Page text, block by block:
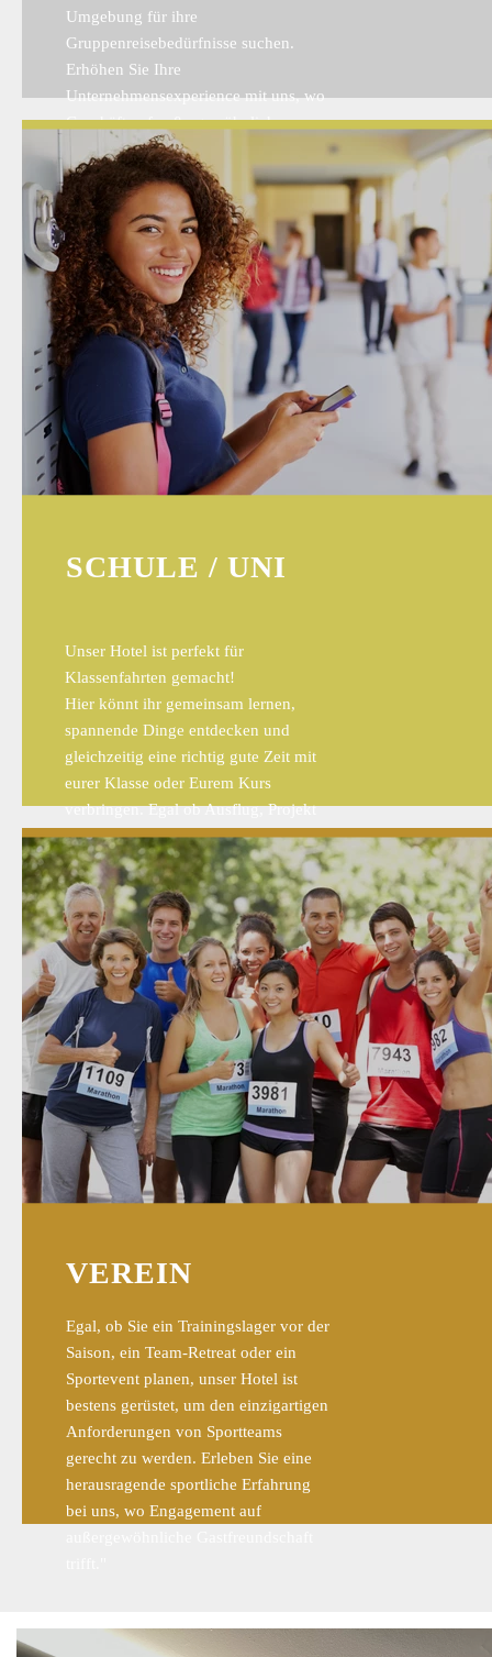
Umgebung für ihre
Gruppenreisebedürfnisse suchen.
Erhöhen Sie Ihre
Unternehmensexperience mit uns, wo
Geschäft auf außergewöhnliche
Gastfreundschaft trifft.
SCHULE / UNI
Unser Hotel ist perfekt für
Klassenfahrten gemacht!
Hier könnt ihr gemeinsam lernen,
spannende Dinge entdecken und
gleichzeitig eine richtig gute Zeit mit
eurer Klasse oder Eurem Kurs
verbringen. Egal ob Ausflug, Projekt
oder einfach zusammen Spaß haben –
hier fühlt ihr euch wohl!
VEREIN
Egal, ob Sie ein Trainingslager vor der
Saison, ein Team-Retreat oder ein
Sportevent planen, unser Hotel ist
bestens gerüstet, um den einzigartigen
Anforderungen von Sportteams
gerecht zu werden. Erleben Sie eine
herausragende sportliche Erfahrung
bei uns, wo Engagement auf